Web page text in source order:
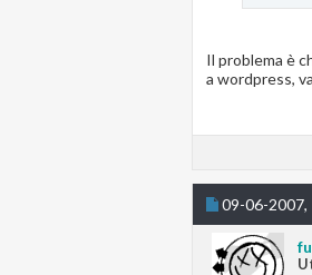
Il problema è
a wordpress,
09-06-2007,